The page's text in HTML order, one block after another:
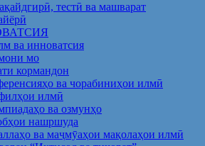
тестӣ ва машварат
ва инноватсия
мо
кормандон
ва чорабиниҳои илмӣ
илмӣ
ва озмунҳо
нашршуда
ва маҷмӯаҳои мақолаҳои илмӣ